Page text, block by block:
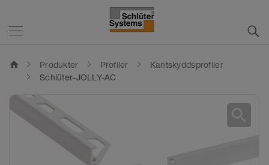
home Produkter Profiler
Kantskyddsprofiler
Schlüter-JOLLY-AC